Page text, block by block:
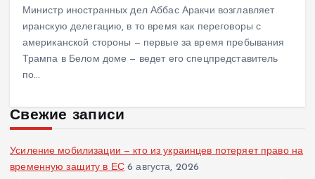
Министр иностранных дел Аббас Аракчи возглавляет
иранскую делегацию, в то время как переговоры с
американской стороны — первые за время пребывания
Трампа в Белом доме — ведет его спецпредставитель
по…
Свежие записи
Усиление мобилизации — кто из украинцев потеряет право на
временную защиту в ЕС 6 августа, 2026